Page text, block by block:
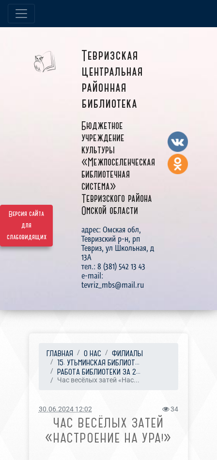
Версия сайта
для
слабовидящих
Тевризская
центральная
районная
библиотека
Бюджетное
учреждение
культуры
«Межпоселенческая
библиотечная
система»
Тевризского района
Омской области
адрес: Омская обл,
Тевризский р-н, рп
Тевриз, ул Школьная, д
13А
тел.: 8 (381) 542 13 43
e-mail:
tevriz_mbs@mail.ru
ГЛАВНАЯ О НАС
ФИЛИАЛЫ
15. УТЬМИНСКАЯ БИБЛИОТ...
РАБОТА БИБЛИОТЕКИ ЗА 2...
Час весёлых затей «Нас...
30.06.2024 12:02 34
ЧАС ВЕСЁЛЫХ ЗАТЕЙ
«НАСТРОЕНИЕ НА УРА!»